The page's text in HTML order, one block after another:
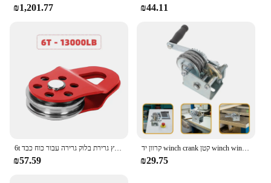
₪1,201.77 ₪44.11
6t חריץ גרירת בלוק גרירה עבור כוח כבד winch שבירת כוח חוט סינתטי כבל פלדה עבור sheive אמין עבור טרקטור utv
₪57.59
קרוון יד winch crank קטן winch winch 500 ליברות (עם כבל פלדה 7 מ ') 500lb winch מיני winch 500lb
₪29.75